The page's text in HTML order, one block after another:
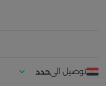
توصيل الىحدد